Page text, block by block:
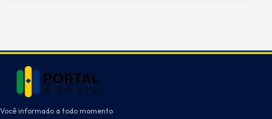
Você informado a todo momento